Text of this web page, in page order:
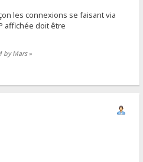
les connexions se faisant via
affichée doit être
by Mars»